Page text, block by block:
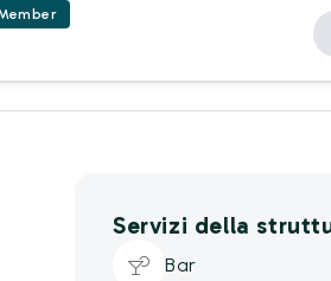
Servizi della
Bar